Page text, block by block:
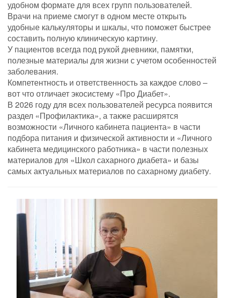
удобном формате для всех групп пользователей.
Врачи на приеме смогут в одном месте открыть
удобные калькуляторы и шкалы, что поможет быстрее
составить полную клиническую картину.
У пациентов всегда под рукой дневники, памятки,
полезные материалы для жизни с учетом особенностей
заболевания.
Компетентность и ответственность за каждое слово –
вот что отличает экосистему «Про Диабет».
В 2026 году для всех пользователей ресурса появится
раздел «Профилактика», а также расширятся
возможности «Личного кабинета пациента» в части
подбора питания и физической активности и «Личного
кабинета медицинского работника» в части полезных
материалов для «Школ сахарного диабета» и базы
самых актуальных материалов по сахарному диабету.